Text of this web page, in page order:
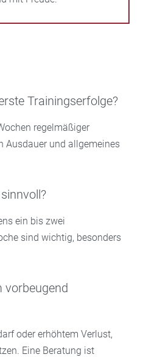
Trainingserfolge?
regelmäßiger
Ausdauer und allgemeines
ein bis zwei
sind wichtig, besonders
vorbeugend
oder erhöhtem Verlust,
Eine Beratung ist